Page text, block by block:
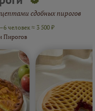
сдобных пирогов
человек ≈ 3 500 ₽
Пирогов